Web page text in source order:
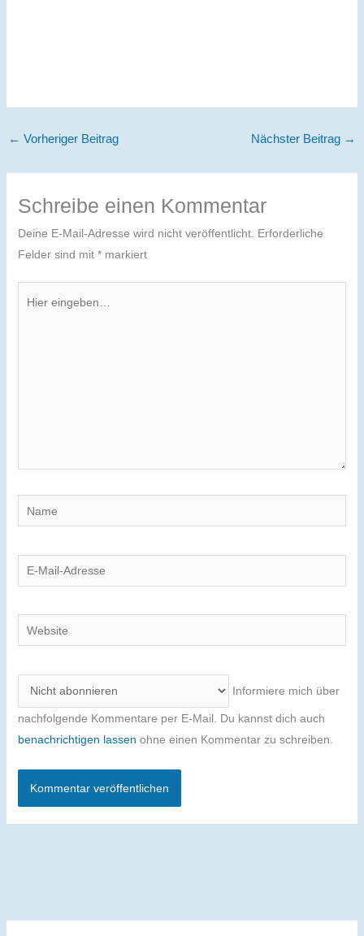
← Vorheriger Beitrag Nächster Beitrag →
Schreibe einen Kommentar
Deine E-Mail-Adresse wird nicht veröffentlicht. Erforderliche
Felder sind mit *markiert
eingeben…
Name
E-
Mail-
Website
Informiere mich über
nachfolgende Kommentare per E-Mail. Du kannst dich auch
benachrichtigen lassen ohne einen Kommentar zu schreiben.